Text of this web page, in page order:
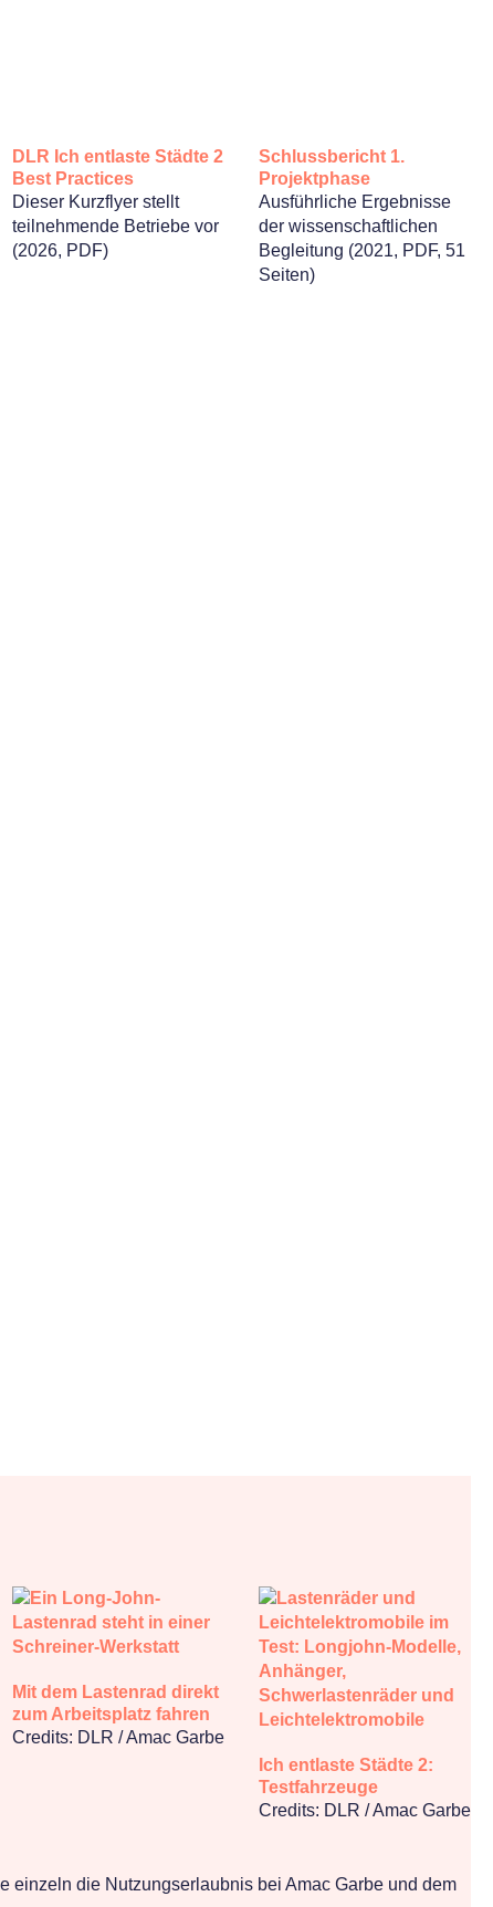
DLR Ich entlaste Städte 2
Best Practices
Dieser Kurzflyer stellt
teilnehmende Betriebe vor
(2026, PDF)
Schlussbericht 1.
Projektphase
Ausführliche Ergebnisse
der wissenschaftlichen
Begleitung (2021, PDF, 51
Seiten)
Mit dem Lastenrad direkt
zum Arbeitsplatz fahren
Credits: DLR / Amac Garbe
Ich entlaste Städte 2:
Testfahrzeuge
Credits: DLR / Amac Garbe
einzeln die Nutzungserlaubnis bei Amac Garbe und dem